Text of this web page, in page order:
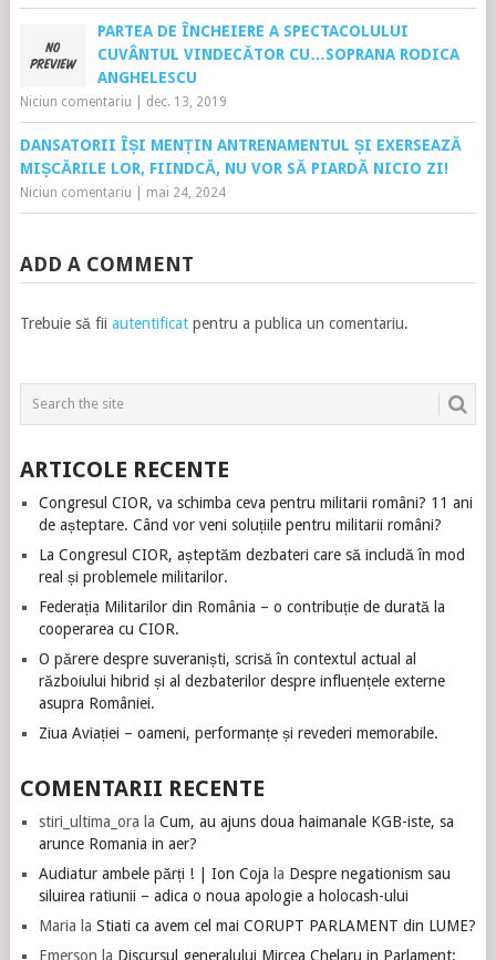
PARTEA DE ÎNCHEIERE A SPECTACOLULUI
CUVÂNTUL VINDECĂTOR CU…SOPRANA RODICA
ANGHELESCU
Niciun comentariu dec. 13, 2019
DANSATORII ÎȘI MENȚIN ANTRENAMENTUL ȘI EXERSEAZĂ
MIȘCĂRILE LOR, FIINDCĂ, NU VOR SĂ PIARDĂ NICIO ZI!
Niciun comentariu mai 24, 2024
ADD A COMMENT
Trebuie să fii autentificatpentru a publica un comentariu.
ARTICOLE RECENTE
Congresul CIOR, va schimba ceva pentru militarii români? 11 ani
de așteptare. Când vor veni soluțiile pentru militarii români?
La Congresul CIOR, așteptăm dezbateri care să includă în mod
real și problemele militarilor.
Federația Militarilor din România – o contribuție de durată la
cooperarea cu CIOR.
O părere despre suveraniști, scrisă în contextul actual al
războiului hibrid și al dezbaterilor despre influențele externe
asupra României.
Ziua Aviației – oameni, performanțe și revederi memorabile.
COMENTARII RECENTE
stiri_ultima_ora la Cum, au ajuns doua haimanale KGB-iste, sa
arunce Romania in aer?
Audiatur ambele părți ! | Ion Coja la Despre negationism sau
siluirea ratiunii – adica o noua apologie a holocash-ului
Maria la Stiati ca avem cel mai CORUPT PARLAMENT din LUME?
Emerson la Discursul generalului Mircea Chelaru in Parlament: